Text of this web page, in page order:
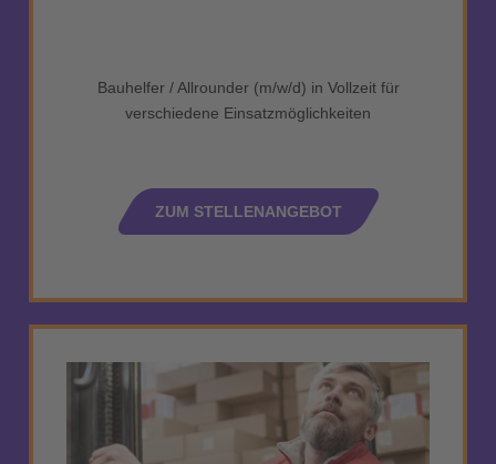
Bauhelfer / Allrounder (m/w/d) in Vollzeit für
verschiedene Einsatzmöglichkeiten
ZUM STELLENANGEBOT